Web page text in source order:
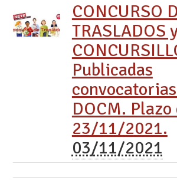
CONCURSO
TRASLADOS
Publicadas
DOCM.
23/11/2021.
03/11/2021